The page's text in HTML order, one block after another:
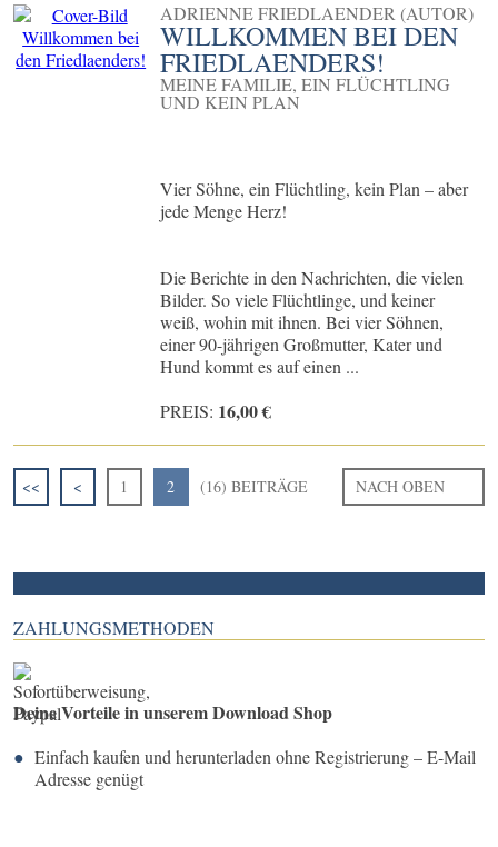
ADRIENNE FRIEDLAENDER (AUTOR)
WILLKOMMEN BEI DEN
FRIEDLAENDERS!
MEINE FAMILIE, EIN FLÜCHTLING
UND KEIN PLAN
Vier Söhne, ein Flüchtling, kein Plan – aber
jede Menge Herz!
Die Berichte in den Nachrichten, die vielen
Bilder. So viele Flüchtlinge, und keiner
weiß, wohin mit ihnen. Bei vier Söhnen,
einer 90-jährigen Großmutter, Kater und
Hund kommt es auf einen ...
PREIS: 16,00 €
<< < 1 2 (16) BEITRÄGE NACH OBEN
ZAHLUNGSMETHODEN
Deine Vorteile in unserem Download Shop
Einfach kaufen und herunterladen ohne Registrierung – E-Mail
Adresse genügt